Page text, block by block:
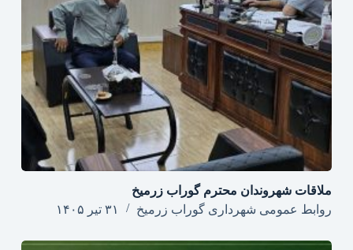
ملاقات شهروندان محترم گوراب زرمیخ
روابط عمومی شهرداری گوراب زرمیخ
۳۱ تیر ۱۴۰۵